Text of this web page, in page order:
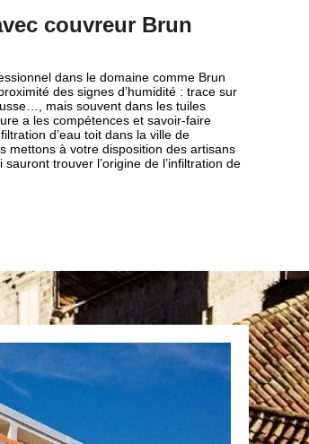
couvreur Brun
dans le domaine comme Brun
des signes d’humidité : trace sur
mais souvent dans les tuiles
a les compétences et savoir-faire
d’eau toit dans la ville de
mettons à votre disposition des artisans
trouver l’origine de l’infiltration de